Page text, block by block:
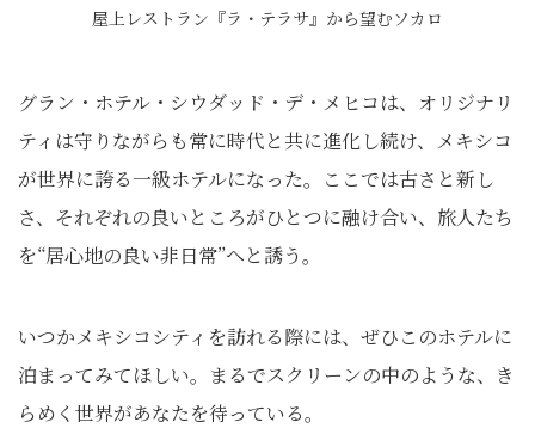
屋上レストラン『ラ・テラサ』から望むソカロ
グラン・ホテル・シウダッド・デ・メヒコは、オリジナリ
ティは守りながらも常に時代と共に進化し続け、メキシコ
が世界に誇る一級ホテルになった。ここでは古さと新し
さ、それぞれの良いところがひとつに融け合い、旅人たち
を“居心地の良い非日常”へと誘う。
いつかメキシコシティを訪れる際には、ぜひこのホテルに
泊まってみてほしい。まるでスクリーンの中のような、き
らめく世界があなたを待っている。